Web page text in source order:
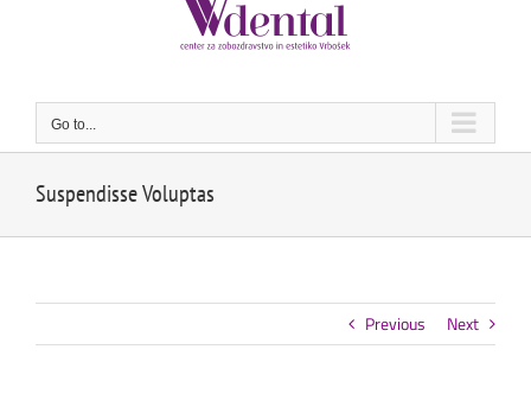
Go to...
Suspendisse Voluptas
Previous Next